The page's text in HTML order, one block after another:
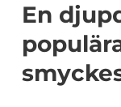
En